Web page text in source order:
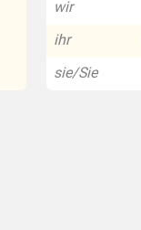
wir
ihr
sie/Sie